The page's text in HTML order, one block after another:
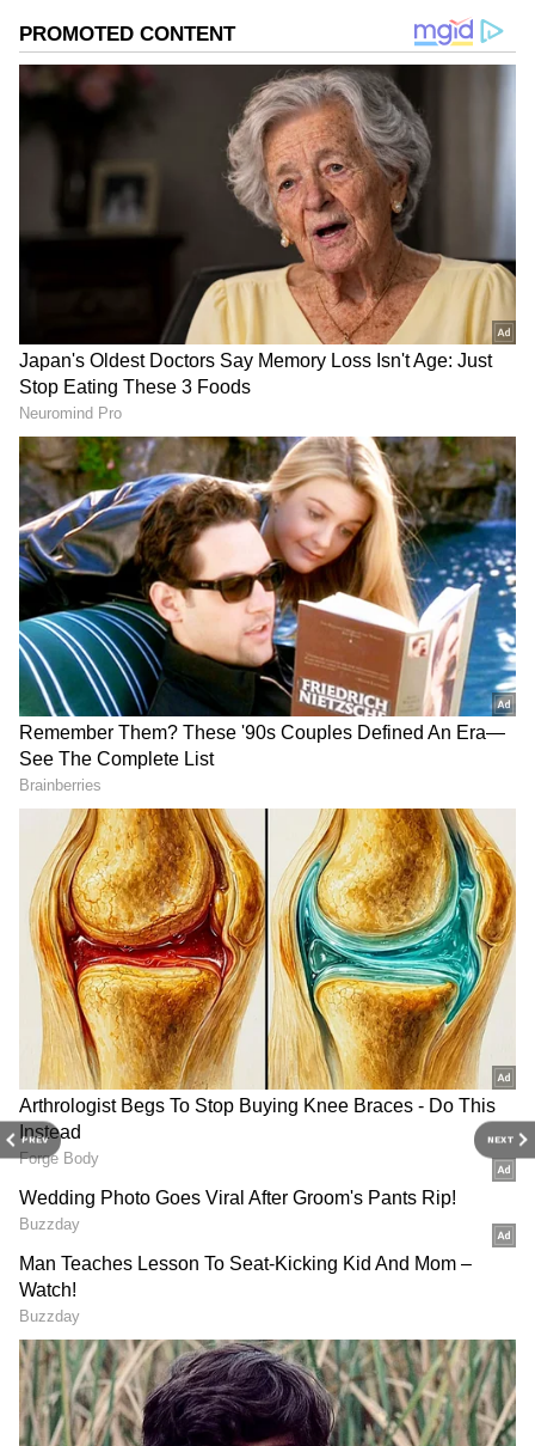
PREV NEXT
மற்றும் 3 வருட பாதுகாப்பு அப்டேட்களுக்கு
உறுதியளிக்கப்பட்டுள்ளது.
Add Asianetnews Tamil as a Preferred
5
Infinix Note 40 Pro
இன்ஃபினிக்ஸ் நோட் 40 ப்ரோ 8GB
ரேம்/256GB ஸ்டோரேஜ் வேரியண்ட் ரூ.21,999
விலையில் அறிமுகப்படுத்தப்பட்டது. இந்த
போன் தற்போது ரூ.17,999 விலையில்
உள்ளது. இதற்கு HDFC கார்டு மூலம் ரூ.2,000
தள்ளுபடி கிடைக்கும். அப்போது இதை
ரூ.14,999 விலையில் வாங்கலாம்.
இன்ஃபினிக்ஸ் நோட் 40 ப்ரோ 6.78-இன்ச்
FHD+ வளைந்த AMOLED டிஸ்ப்ளே, கார்னிங்
ஆகியவற்றைக் கொண்டுள்ளது. MediaTek
Dimensity 7020 சிப்செட் மூலம்
இயக்கப்படுகிறது.
ஆப்டிகல் இமேஜ் ஸ்டேபிலைசேஷன் (OIS)